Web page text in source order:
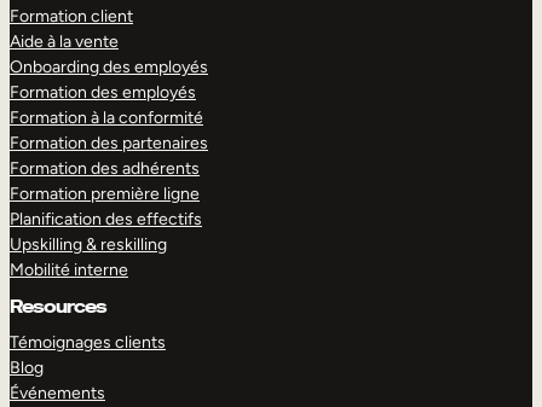
Formation client
Aide à la vente
Onboarding des employés
Formation des employés
Formation à la conformité
Formation des partenaires
Formation des adhérents
Formation première ligne
Planification des effectifs
Upskilling & reskilling
Mobilité interne
Resources
Témoignages clients
Blog
Événements